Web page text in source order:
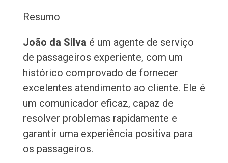
Resumo
João da Silva é um agente de serviço
de passageiros experiente, com um
histórico comprovado de fornecer
excelentes atendimento ao cliente. Ele é
um comunicador eficaz, capaz de
resolver problemas rapidamente e
garantir uma experiência positiva para
os passageiros.